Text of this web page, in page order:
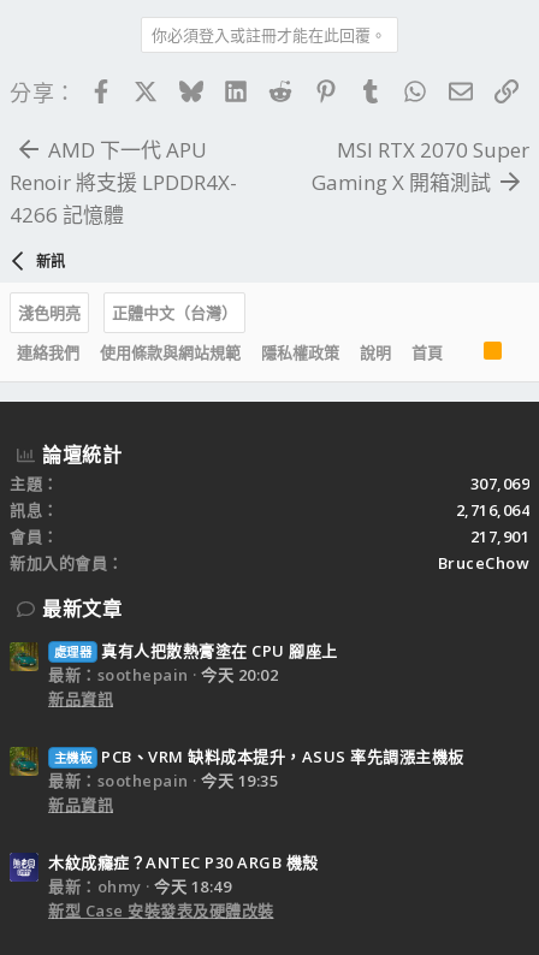
你必須登入或註冊才能在此回覆。
分享： FacebookBlueskyLinkedIn
Reddit PinterestTumblrWhatsApp
電子
AMD 下一代 APU
Renoir 將支援 LPDDR4X-
4266 記憶體
MSI RTX 2070 Super
Gaming X 開箱測試
新訊
淺色明亮
正體中文（台灣）
連絡我們
使用條款與網站規範 隱私權政策 說明 首頁
R
S
S
論壇統計
主題
307,069
訊息
2,716,064
會員
217,901
新加入的會員
BruceChow
最新文章
處理器 真有人把散熱膏塗在 CPU 腳座上
最新：soothepain
今天 20:02
新品資訊
主機板
PCB、VRM 缺料成本提升，ASUS 率先調漲主機板
最新：soothepain
今天 19:35
新品資訊
木紋成癮症？ANTEC P30 ARGB 機殼
最新：ohmy
今天 18:49
新型 Case 安裝發表及硬體改裝